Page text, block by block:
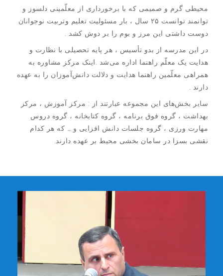
محیطی گرم و صمیمی که با برخورداری از معلّمینی دلسوز و
توانمند توانست ۲۵ سال ، بار مسئولیت تعلیم وتربیت نوجوانان
دوست داشتی این مرز و بوم را بر دوش کشد .
در این مدرسه از بدو تأسیس ، هر پایه تحصیلی با نظارت و
هدایت یک معلّم راهنما اداره می‌شد .اینک مرکز مشاوره به
همراهی معلّمین راهنما هدایت و دلالت دانش‌آموزان را به عهده
دارند .
سایر بخش‌های این مجموعه عبارتند از : مرکز آموزش ، مرکز
بهداشت ، گروه فوق برنامه ، گروه کتابخانه ، گروه دروس
مهارت ورزی ، گروه جلسات دانش افزایی و … که هر کدام
نقشی بسزا در سامان بخشی محیط بر عهده دارند.